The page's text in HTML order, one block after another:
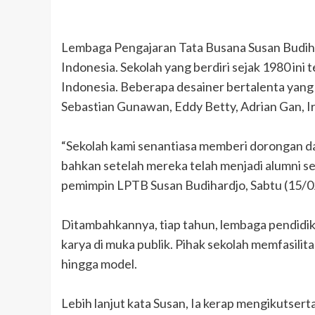
Lembaga Pengajaran Tata Busana Susan
Indonesia. Sekolah yang berdiri sejak 1980
Indonesia. Beberapa desainer bertalenta
Sebastian Gunawan, Eddy Betty, Adrian Gan,
“Sekolah kami senantiasa memberi dorongan
bahkan setelah mereka telah menjadi alumni
pemimpin LPTB Susan Budihardjo, Sabtu (15/
Ditambahkannya, tiap tahun, lembaga
karya di muka publik. Pihak sekolah
hingga model.
Lebih lanjut kata Susan, Ia kerap